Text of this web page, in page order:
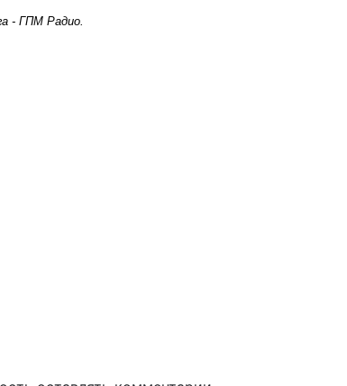
- ГПМ Радио.